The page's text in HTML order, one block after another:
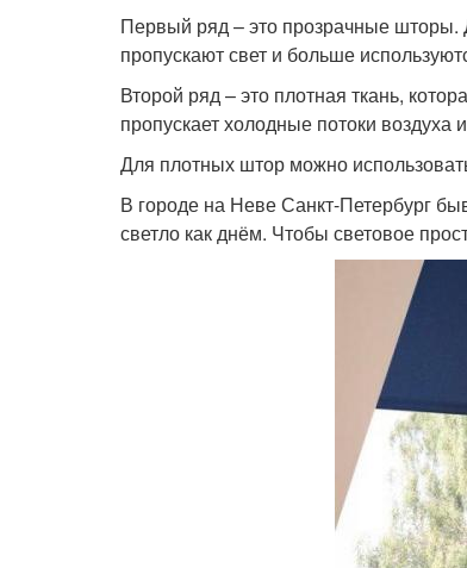
Первый ряд – это прозрачные шторы.
пропускают свет и больше
Второй ряд – это плотная ткань,
пропускает холодные потоки
Для плотных штор можно
В городе на Неве Санкт-Петербург
светло как днём. Чтобы световое